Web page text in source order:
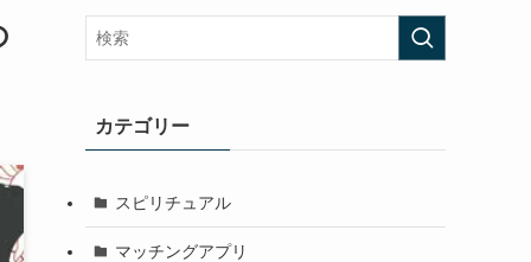
カテゴリー
スピリチュアル
マッチングアプリ